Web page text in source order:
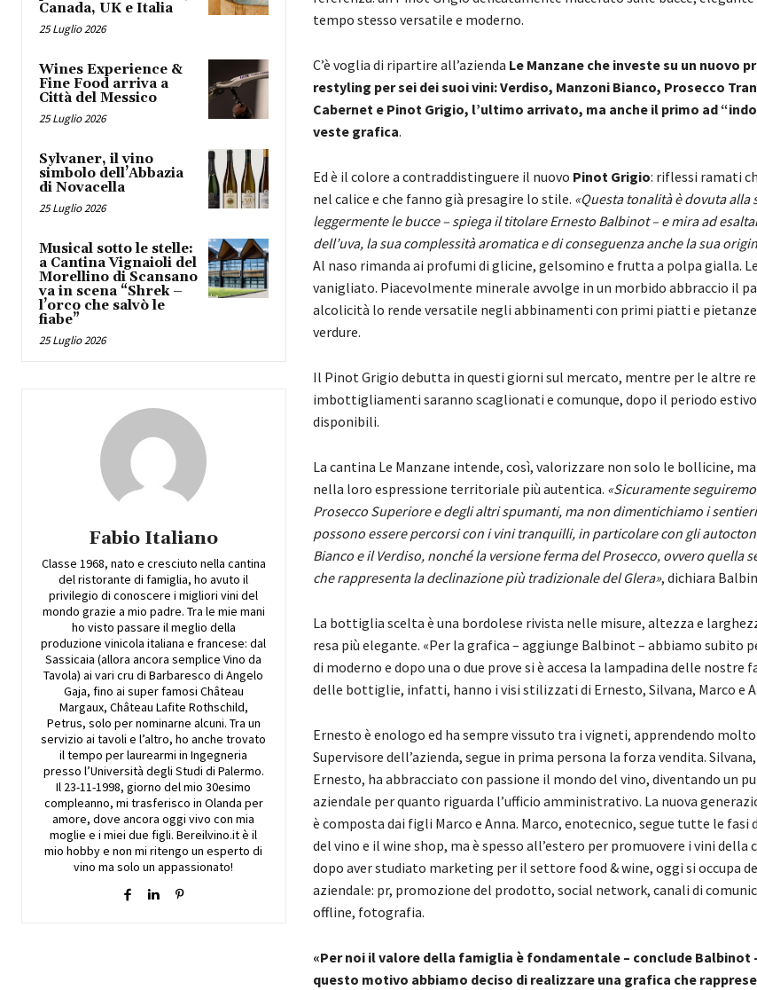
Canada, UK e Italia
25 Luglio 2026
Wines Experience &
Fine Food arriva a
Città del Messico
25 Luglio 2026
Sylvaner, il vino
simbolo dell’Abbazia
di Novacella
25 Luglio 2026
Musical sotto le stelle:
a Cantina Vignaioli del
Morellino di Scansano
va in scena “Shrek –
l’orco che salvò le
fiabe”
25 Luglio 2026
Fabio Italiano
Classe 1968, nato e cresciuto nella cantina
del ristorante di famiglia, ho avuto il
privilegio di conoscere i migliori vini del
mondo grazie a mio padre. Tra le mie mani
ho visto passare il meglio della
produzione vinicola italiana e francese: dal
Sassicaia (allora ancora semplice Vino da
Tavola) ai vari cru di Barbaresco di Angelo
Gaja, fino ai super famosi Château
Margaux, Château Lafite Rothschild,
Petrus, solo per nominarne alcuni. Tra un
servizio ai tavoli e l’altro, ho anche trovato
il tempo per laurearmi in Ingegneria
presso l’Università degli Studi di Palermo.
Il 23-11-1998, giorno del mio 30esimo
compleanno, mi trasferisco in Olanda per
amore, dove ancora oggi vivo con mia
moglie e i miei due figli. Bereilvino.it è il
mio hobby e non mi ritengo un esperto di
vino ma solo un appassionato!
tempo stesso versatile e moderno.
C’è voglia di ripartire all’azienda Le Manzane che investe su un nuovo
restyling per sei dei suoi vini: Verdiso, Manzoni Bianco, Prosecco
Cabernet e Pinot Grigio, l’ultimo arrivato, ma anche il primo ad
veste grafica.
Ed è il colore a contraddistinguere il nuovo Pinot Grigio: riflessi ramati
nel calice e che fanno già presagire lo stile. «Questa tonalità è dovuta alla
leggermente le bucce – spiega il titolare Ernesto Balbinot – e mira ad
dell’uva, la sua complessità aromatica e di conseguenza anche la sua
Al naso rimanda ai profumi di glicine, gelsomino e frutta a polpa gialla.
vanigliato. Piacevolmente minerale avvolge in un morbido abbraccio il
alcolicità lo rende versatile negli abbinamenti con primi piatti e pietanze
verdure.
Il Pinot Grigio debutta in questi giorni sul mercato, mentre per le altre
imbottigliamenti saranno scaglionati e comunque, dopo il periodo
disponibili.
La cantina Le Manzane intende, così, valorizzare non solo le bollicine,
nella loro espressione territoriale più autentica. «Sicuramente
Prosecco Superiore e degli altri spumanti, ma non dimentichiamo i
possono essere percorsi con i vini tranquilli, in particolare con gli
Bianco e il Verdiso, nonché la versione ferma del Prosecco, ovvero quella
che rappresenta la declinazione più tradizionale del Glera», dichiara
La bottiglia scelta è una bordolese rivista nelle misure, altezza e
resa più elegante. «Per la grafica – aggiunge Balbinot – abbiamo subito
di moderno e dopo una o due prove si è accesa la lampadina delle nostre
delle bottiglie, infatti, hanno i visi stilizzati di Ernesto, Silvana, Marco e
Ernesto è enologo ed ha sempre vissuto tra i vigneti, apprendendo molto
Supervisore dell’azienda, segue in prima persona la forza vendita.
Ernesto, ha abbracciato con passione il mondo del vino, diventando un
aziendale per quanto riguarda l’ufficio amministrativo. La nuova
è composta dai figli Marco e Anna. Marco, enotecnico, segue tutte le fasi
del vino e il wine shop, ma è spesso all’estero per promuovere i vini della
dopo aver studiato marketing per il settore food & wine, oggi si occupa
aziendale: pr, promozione del prodotto, social network, canali di
offline, fotografia.
«Per noi il valore della famiglia è fondamentale – conclude Balbinot
questo motivo abbiamo deciso di realizzare una grafica che